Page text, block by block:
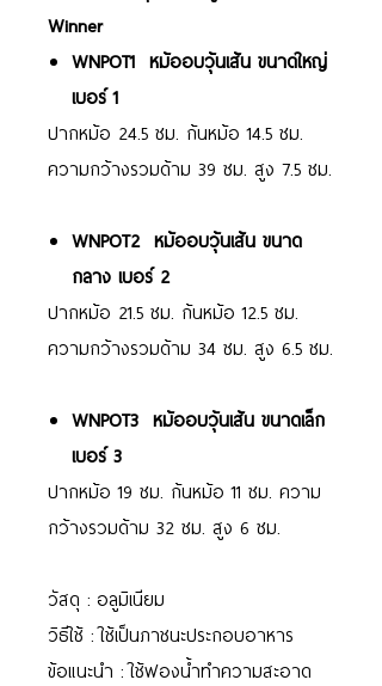
Winner
WNPOT1 หม้ออบวุ้นเส้น ขนาดใหญ่
เบอร์ 1
ปากหม้อ 24.5 ซม. ก้นหม้อ 14.5 ซม.
ความกว้างรวมด้าม 39 ซม. สูง 7.5 ซม.
WNPOT2 หม้ออบวุ้นเส้น ขนาด
กลาง เบอร์ 2
ปากหม้อ 21.5 ซม. ก้นหม้อ 12.5 ซม.
ความกว้างรวมด้าม 34 ซม. สูง 6.5 ซม.
WNPOT3 หม้ออบวุ้นเส้น ขนาดเล็ก
เบอร์ 3
ปากหม้อ 19 ซม. ก้นหม้อ 11 ซม. ความ
กว้างรวมด้าม 32 ซม. สูง 6 ซม.
วัสดุ : อลูมิเนียม
วิธีใช้ : ใช้เป็นภาชนะประกอบอาหาร
ข้อแนะนำ : ใช้ฟองน้ำทำความสะอาด